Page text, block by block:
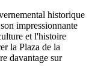
historique
impressionnante
et l'histoire
la Plaza de la
davantage sur